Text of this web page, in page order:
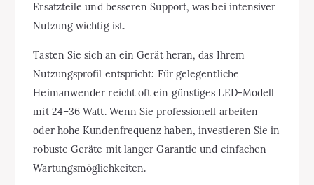
Ersatzteile und besseren Support, was bei intensiver
Nutzung wichtig ist.
Tasten Sie sich an ein Gerät heran, das Ihrem
Nutzungsprofil entspricht: Für gelegentliche
Heimanwender reicht oft ein günstiges LED-Modell
mit 24–36 Watt. Wenn Sie professionell arbeiten
oder hohe Kundenfrequenz haben, investieren Sie in
robuste Geräte mit langer Garantie und einfachen
Wartungsmöglichkeiten.